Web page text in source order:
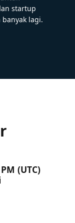
startup
lagi.
(UTC)